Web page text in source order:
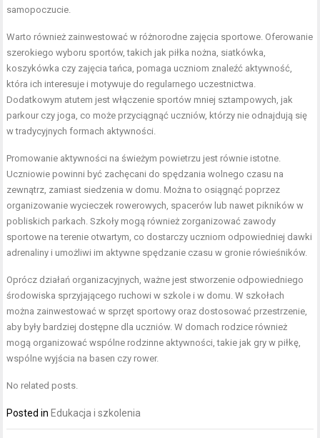
samopoczucie.
Warto również zainwestować w różnorodne zajęcia sportowe. Oferowanie
szerokiego wyboru sportów, takich jak piłka nożna, siatkówka,
koszykówka czy zajęcia tańca, pomaga uczniom znaleźć aktywność,
która ich interesuje i motywuje do regularnego uczestnictwa.
Dodatkowym atutem jest włączenie sportów mniej sztampowych, jak
parkour czy joga, co może przyciągnąć uczniów, którzy nie odnajdują się
w tradycyjnych formach aktywności.
Promowanie aktywności na świeżym powietrzu jest równie istotne.
Uczniowie powinni być zachęcani do spędzania wolnego czasu na
zewnątrz, zamiast siedzenia w domu. Można to osiągnąć poprzez
organizowanie wycieczek rowerowych, spacerów lub nawet pikników w
pobliskich parkach. Szkoły mogą również zorganizować zawody
sportowe na terenie otwartym, co dostarczy uczniom odpowiedniej dawki
adrenaliny i umożliwi im aktywne spędzanie czasu w gronie rówieśników.
Oprócz działań organizacyjnych, ważne jest stworzenie odpowiedniego
środowiska sprzyjającego ruchowi w szkole i w domu. W szkołach
można zainwestować w sprzęt sportowy oraz dostosować przestrzenie,
aby były bardziej dostępne dla uczniów. W domach rodzice również
mogą organizować wspólne rodzinne aktywności, takie jak gry w piłkę,
wspólne wyjścia na basen czy rower.
No related posts.
Posted in Edukacja i szkolenia